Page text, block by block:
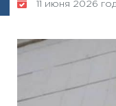
11 июня 2026